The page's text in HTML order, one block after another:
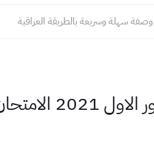
سهلة وسريعة بالطريقة العراقية
الوزاري